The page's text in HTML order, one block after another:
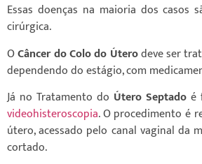
Essas doenças na maioria dos casos
cirúrgica.
OCâncer do Colo do Úterodeve ser
dependendo do estágio, com
Já no Tratamento do Útero Septado é
videohisteroscopia. O procedimento é
útero, acessado pelo canal vaginal da
cortado.